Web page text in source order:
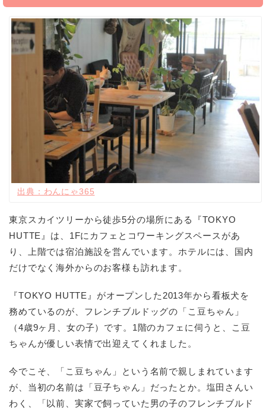
出典：わんにゃ365
東京スカイツリーから徒歩5分の場所にある『TOKYO
HUTTE』は、1Fにカフェとコワーキングスペースがあ
り、上階では宿泊施設を営んでいます。ホテルには、国内
だけでなく海外からのお客様も訪れます。
『TOKYO HUTTE』がオープンした2013年から看板犬を
務めているのが、フレンチブルドッグの「こ豆ちゃん」
（4歳9ヶ月、女の子）です。1階のカフェに伺うと、こ豆
ちゃんが優しい表情で出迎えてくれました。
今でこそ、「こ豆ちゃん」という名前で親しまれています
が、当初の名前は「豆子ちゃん」だったとか。塩田さんい
わく、「以前、実家で飼っていた男の子のフレンチブルド